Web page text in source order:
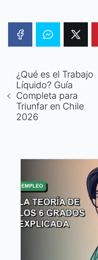
¿Qué es el Trabajo
Líquido? Guía
Completa para
Triunfar en Chile
2026